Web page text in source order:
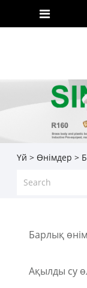
Үй > Өнімдер >
Барлық
Ақылды су